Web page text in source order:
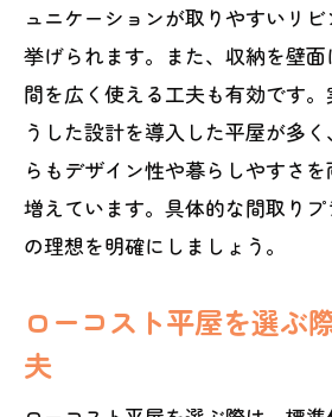
ュニケーションが取りやすいリ
挙げられます。また、収納を壁
間を広く使える工夫も有効です
うした設計を導入した平屋が多
らもデザイン性や暮らしやすさ
増えています。具体的な間取り
の理想を明確にしましょう。
ローコスト平屋を選ぶ
夫